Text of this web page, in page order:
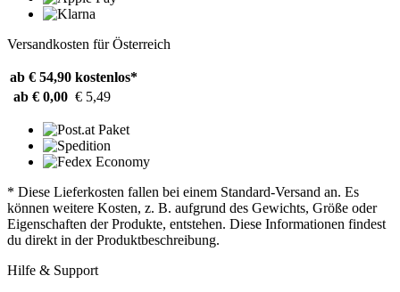
Versandkosten für Österreich
ab € 54,90 kostenlos*
ab € 0,00 € 5,49
* Diese Lieferkosten fallen bei einem Standard-Versand an. Es
können weitere Kosten, z. B. aufgrund des Gewichts, Größe oder
Eigenschaften der Produkte, entstehen. Diese Informationen findest
du direkt in der Produktbeschreibung.
Hilfe & Support